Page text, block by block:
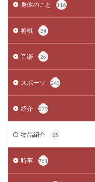
身体のこと 116
将棋 24
音楽 26
スポーツ 243
紹介 279
物品紹介 25
時事 761